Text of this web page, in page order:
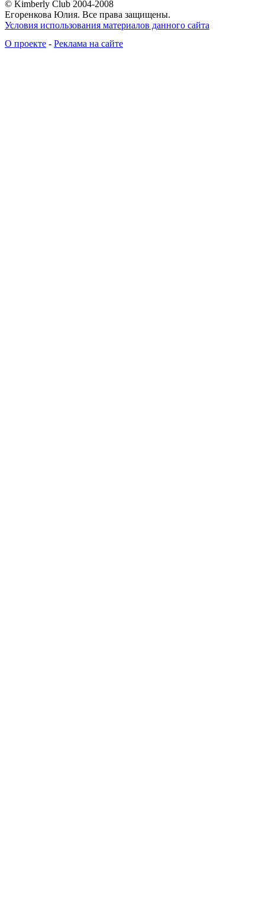
© Kimberly Club 2004-2008
Егоренкова Юлия. Все права защищены.
Условия использования материалов данного сайта
О проекте - Реклама на сайте